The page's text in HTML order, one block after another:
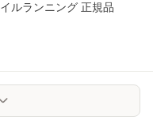
50311 RD 105cm トレイルランニング 正規品